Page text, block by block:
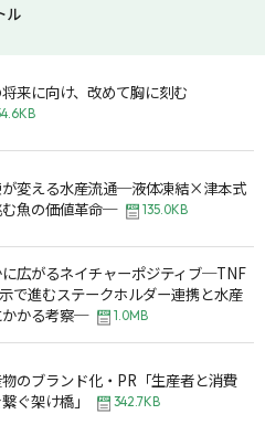
ル
来に向け、改めて胸に刻む
が変える水産流通─液体凍結×津本式
む魚の価値革命─
135.0KB
広がるネイチャーポジティブ─TNF
で進むステークホルダー連携と水産
かかる考察─
1.0MB
のブランド化・PR「生産者と消費
ぐ架け橋」
342.7KB